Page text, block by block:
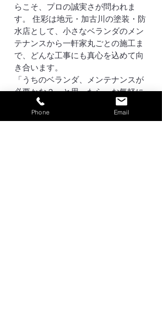
らこそ、プロの誠実さが問われま
す。 住彩は地元・加古川の塗装・防
水店として、小さなベランダのメン
テナンスから一軒家丸ごとの施工ま
で、どんな工事にも真心を込めて向
き合います。
「うちのベランダ、メンテナンスが
必要かな？」と思ったら、お気軽に
ご相談ください。プロの目で現状を
確認し、最適なプランをご提案いた
Phone Email